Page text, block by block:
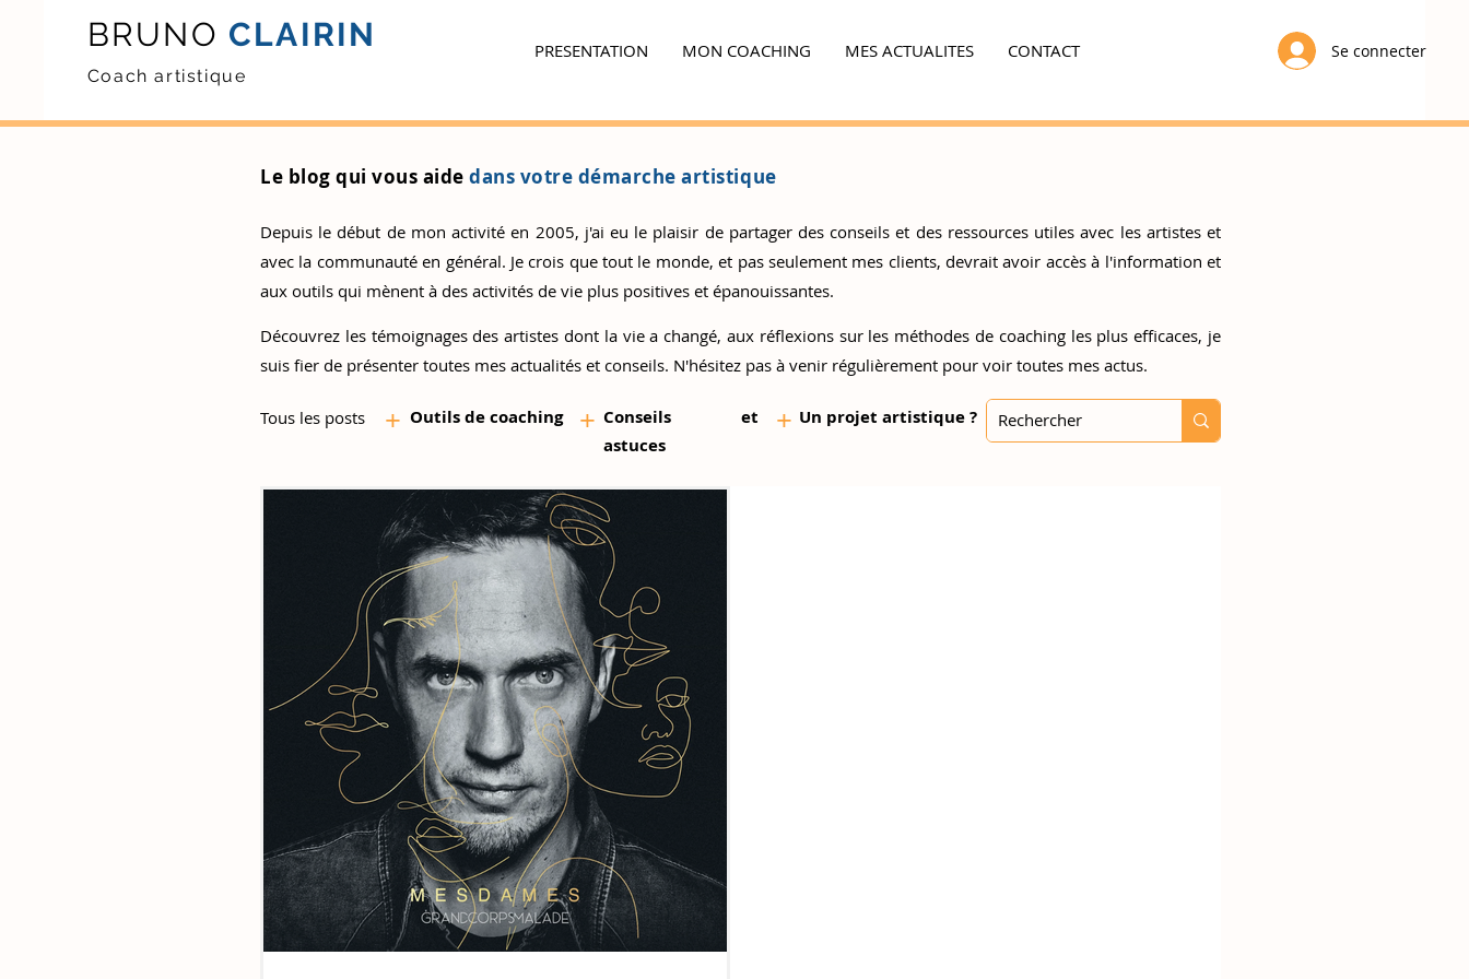
BRUNO CLAIRIN
Coach artistique
PRESENTATION MON COACHING MES ACTUALITES CONTACT Se connecter
Le blog qui vous aidedans votre démarche artistique
Depuis le début de mon activité en 2005, j'ai eu le plaisir de partager des conseils et des ressources utiles avec les artistes et
avec la communauté en général. Je crois que tout le monde, et pas seulement mes clients, devrait avoir accès à l'information et
aux outils qui mènent à des activités de vie plus positives et épanouissantes.
Découvrez les témoignages des artistes dont la vie a changé, aux réflexions sur les méthodes de coaching les plus efficaces, je
suis fier de présenter toutes mes actualités et conseils. N'hésitez pas à venir régulièrement pour voir toutes mes actus.
Tous les posts + Outils de coaching + Conseils et
astuces
+ Un projet artistique ?
Ensemble, faites la différence...